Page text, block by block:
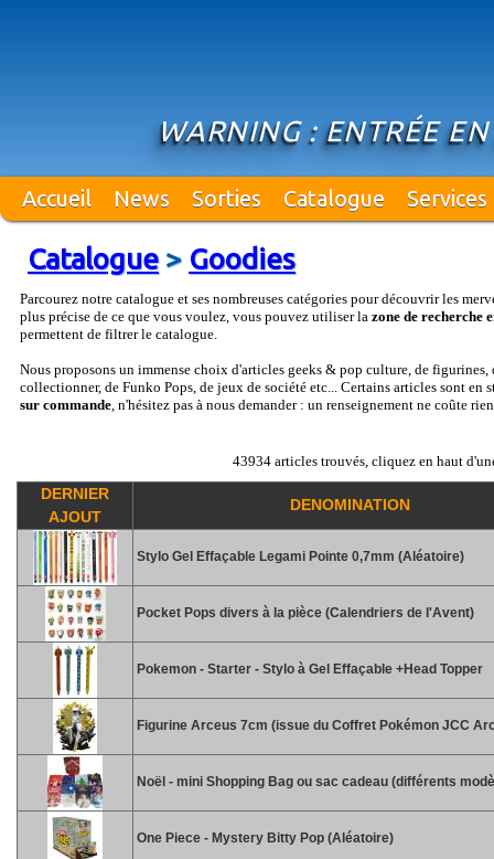
WARNING : ENTRÉE
Accueil News Sorties Catalogue Services
Catalogue> Goodies
Parcourez notre catalogue et ses nombreuses catégories pour découvrir les
plus précise de ce que vous voulez, vous pouvez utiliser la zone de recherche
permettent de filtrer le catalogue.
Nous proposons un immense choix d'articles geeks & pop culture, de figurines,
collectionner, de Funko Pops, de jeux de société etc... Certains articles sont en
sur commande, n'hésitez pas à nous demander : un renseignement ne coûte
43934 articles trouvés, cliquez en haut
DERNIER
AJOUT
DENOMINATION
Stylo Gel Effaçable Legami Pointe 0,7mm (Aléatoire)
Pocket Pops divers à la pièce (Calendriers de l'Avent)
Pokemon - Starter - Stylo à Gel Effaçable +Head Topper
Figurine Arceus 7cm (issue du Coffret Pokémon JCC
Noël - mini Shopping Bag ou sac cadeau (différents
One Piece - Mystery Bitty Pop (Aléatoire)